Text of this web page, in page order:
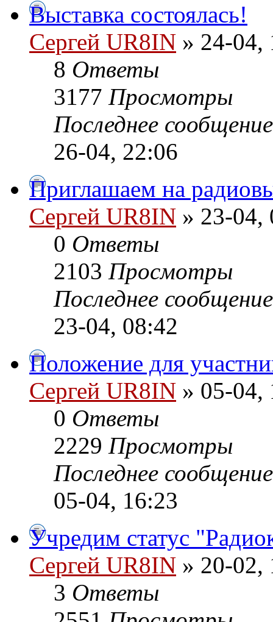
Выставка состоялась!
Сергей UR8IN » 24-04,
8 Ответы
3177 Просмотры
Последнее
26-04, 22:06
Приглашаем на
Сергей UR8IN » 23-04,
0 Ответы
2103 Просмотры
Последнее
23-04, 08:42
Положение для
Сергей UR8IN » 05-04,
0 Ответы
2229 Просмотры
Последнее
05-04, 16:23
Учредим статус
Сергей UR8IN » 20-02,
3 Ответы